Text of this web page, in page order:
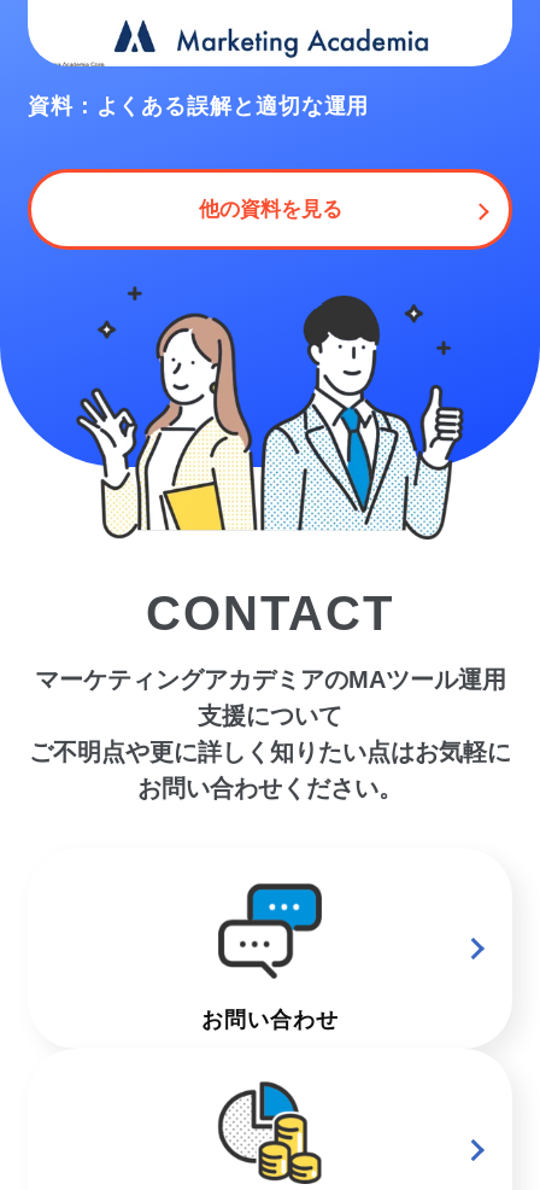
資料：よくある誤解と適切な運用
他の資料を見る
CONTACT
マーケティングアカデミアのMAツール運用
支援について
ご不明点や更に詳しく知りたい点はお気軽に
お問い合わせください。
お問い合わせ